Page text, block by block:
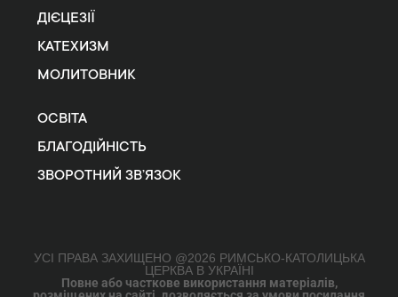
ДІЄЦЕЗІЇ
КАТЕХИЗМ
МОЛИТОВНИК
ОСВІТА
БЛАГОДІЙНІСТЬ
ЗВОРОТНИЙ ЗВ’ЯЗОК
УСІ ПРАВА ЗАХИЩЕНО @2026 РИМСЬКО-КАТОЛИЦЬКА
ЦЕРКВА В УКРАЇНІ
Повне або часткове використання матеріалів,